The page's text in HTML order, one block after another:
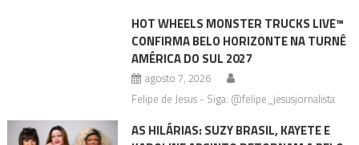
HOT WHEELS MONSTER TRUCKS LIVE™
CONFIRMA BELO HORIZONTE NA TURNÊ
AMÉRICA DO SUL 2027
agosto 7, 2026
Felipe de Jesus - Siga: @felipe_jesusjornalista
AS HILÁRIAS: SUZY BRASIL, KAYETE E